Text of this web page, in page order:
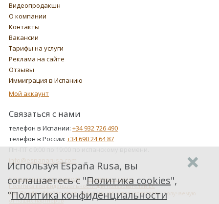
Видеопродакшн
О компании
Контакты
Вакансии
Тарифы на услуги
Реклама на сайте
Отзывы
Иммиграция в Испанию
Мой аккаунт
Связаться с нами
телефон в Испании: +34 932 726 490
телефон в России: +34 690 24 64 87
ПН-ПТ с 9:00 по 19:00 по испанскому времени.
info@espanarusa.com
Соглашение пользователя
Политика cookies
Политика конфиденциальности для пользователей ЕС
Как Google обрабатывает информацию о пользователях, получаемую
от наших партнеров
Используя España Rusa, вы
соглашаетесь с "Политика cookies",
"Политика конфиденциальности